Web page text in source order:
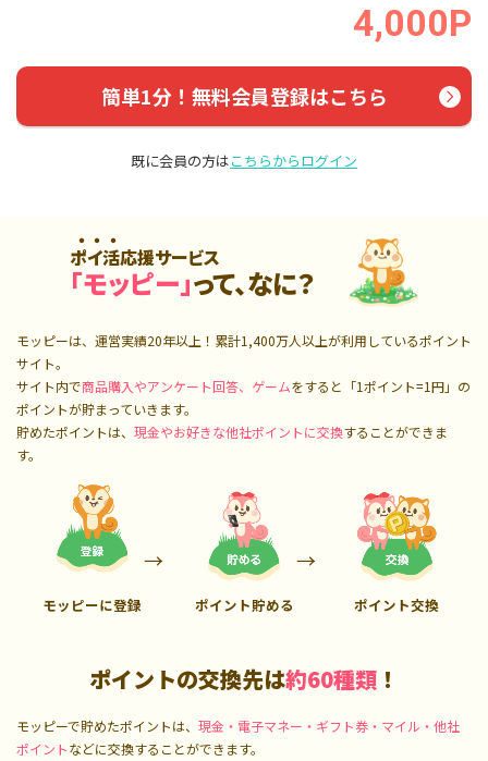
4,000P
簡単1分！無料会員登録はこちら
既に会員の方はこちらからログイン
ポイ活応援サービス
「モッピー」って、なに？
モッピーは、運営実績20年以上！累計1,400万人以上が利用しているポイント
サイト。
サイト内で商品購入やアンケート回答、ゲームをすると「1ポイント=1円」の
ポイントが貯まっていきます。
貯めたポイントは、 現金やお好きな他社ポイントに交換することができま
す。
モッピーに登録 ポイント貯める ポイント交換
ポイントの交換先は約60種類 ！
モッピーで貯めたポイントは、 現金・電子マネー・ギフト券・マイル・他社
ポイントなどに交換することができます。